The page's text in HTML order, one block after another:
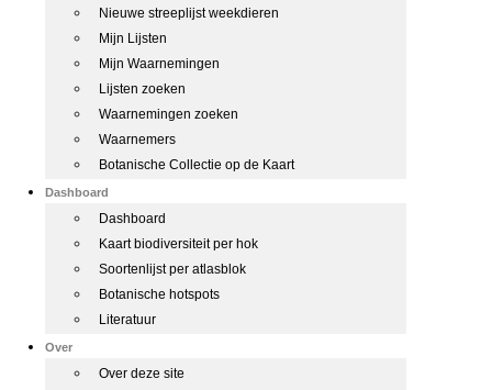
Nieuwe streeplijst weekdieren
Mijn Lijsten
Mijn Waarnemingen
Lijsten zoeken
Waarnemingen zoeken
Waarnemers
Botanische Collectie op de Kaart
Dashboard
Dashboard
Kaart biodiversiteit per hok
Soortenlijst per atlasblok
Botanische hotspots
Literatuur
Over
Over deze site